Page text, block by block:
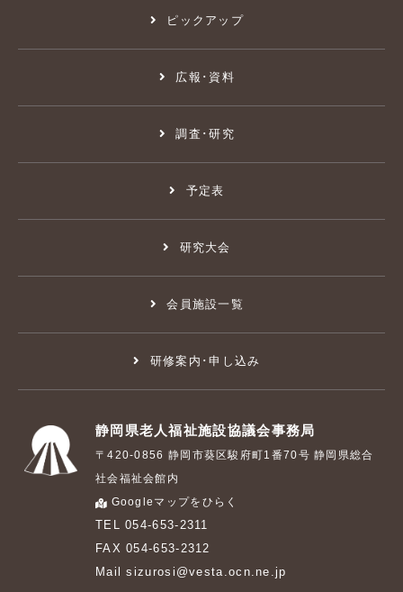
ピックアップ
広報･資料
調査･研究
予定表
研究大会
会員施設一覧
研修案内･申し込み
静岡県老人福祉施設協議会事務局
〒420-0856 静岡市葵区駿府町1番70号 静岡県総合
社会福祉会館内
Googleマップをひらく
TEL 054-653-2311
FAX 054-653-2312
Mail sizurosi@vesta.ocn.ne.jp